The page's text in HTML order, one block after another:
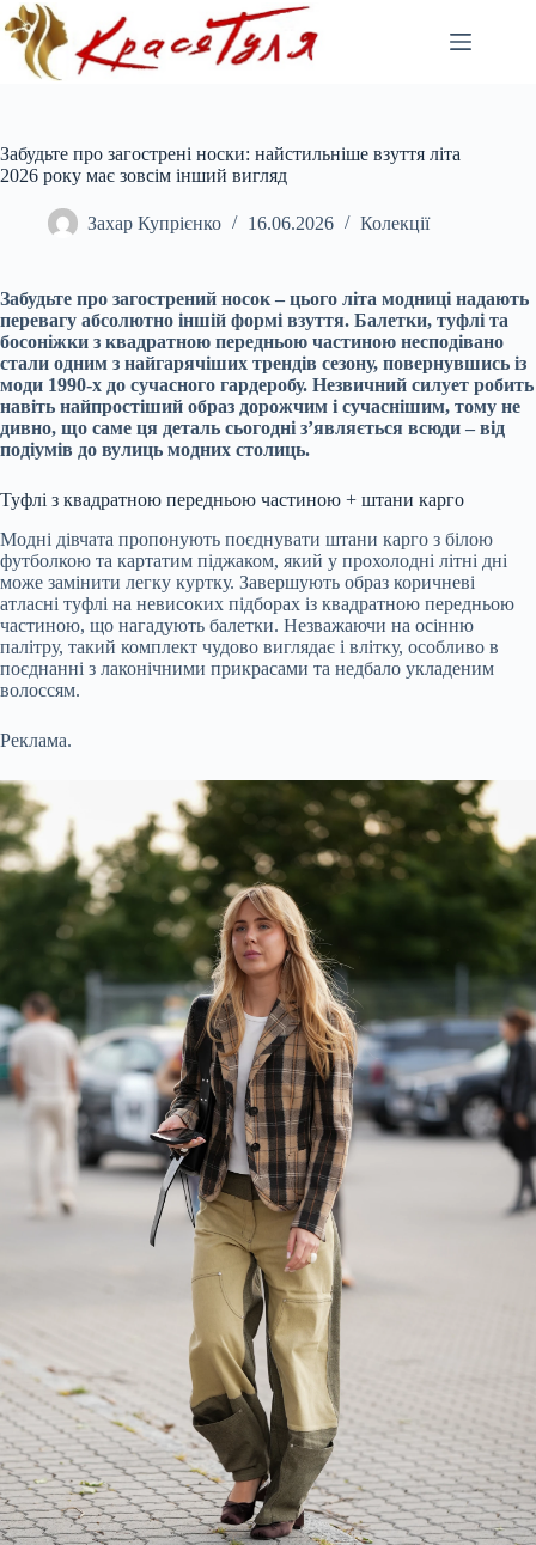
Перейти
до
вмісту
Забудьте про загострені носки: найстильніше взуття літа
2026 року має зовсім інший вигляд
Захар Купрієнко 16.06.2026 Колекції
Забудьте про загострений носок – цього літа модниці надають
перевагу абсолютно іншій формі взуття. Балетки, туфлі та
босоніжки з квадратною передньою частиною несподівано
стали одним з найгарячіших трендів сезону, повернувшись із
моди 1990-х до сучасного гардеробу. Незвичний силует робить
навіть найпростіший образ дорожчим і сучаснішим, тому не
дивно, що саме ця деталь сьогодні з’являється всюди – від
подіумів до вулиць модних столиць.
Туфлі з квадратною передньою частиною + штани карго
Модні дівчата пропонують поєднувати штани карго з білою
футболкою та картатим піджаком, який у прохолодні літні дні
може замінити легку куртку. Завершують образ коричневі
атласні туфлі на невисоких підборах із квадратною передньою
частиною, що нагадують балетки. Незважаючи на осінню
палітру, такий комплект чудово виглядає і влітку, особливо в
поєднанні з лаконічними прикрасами та недбало укладеним
волоссям.
Реклама.